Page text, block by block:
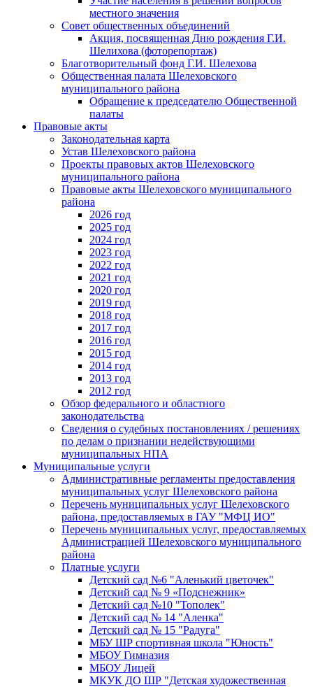
местного значения
Совет общественных объединений
Акция, посвященная Дню рождения Г.И.
Шелихова (фоторепортаж)
Благотворительный фонд Г.И. Шелехова
Общественная палата Шелеховского
муниципального района
Обращение к председателю Общественной
палаты
Правовые акты
Законодательная карта
Устав Шелеховского района
Проекты правовых актов Шелеховского
муниципального района
Правовые акты Шелеховского муниципального
района
2026 год
2025 год
2024 год
2023 год
2022 год
2021 год
2020 год
2019 год
2018 год
2017 год
2016 год
2015 год
2014 год
2013 год
2012 год
Обзор федерального и областного
законодательства
Сведения о судебных постановлениях / решениях
по делам о признании недействующими
муниципальных НПА
Муниципальные услуги
Административные регламенты предоставления
муниципальных услуг Шелеховского района
Перечень муниципальных услуг Шелеховского
района, предоставляемых в ГАУ "МФЦ ИО"
Перечень муниципальных услуг, предоставляемых
Администрацией Шелеховского муниципального
района
Платные услуги
Детский сад №6 "Аленький цветочек"
Детский сад № 9 «Подснежник»
Детский сад №10 "Тополек"
Детский сад № 14 "Аленка"
Детский сад № 15 "Радуга"
МБУ ШР спортивная школа "Юность"
МБОУ Гимназия
МБОУ Лицей
МКУК ДО ШР "Детская художественная